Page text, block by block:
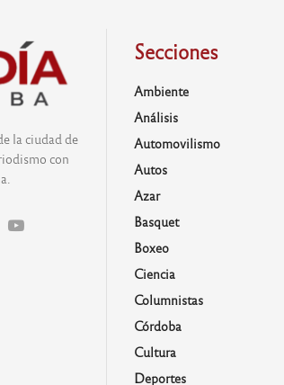
la ciudad de
con
Secciones
Ambiente
Análisis
Automovilismo
Autos
Azar
Basquet
Boxeo
Ciencia
Columnistas
Córdoba
Cultura
Deportes